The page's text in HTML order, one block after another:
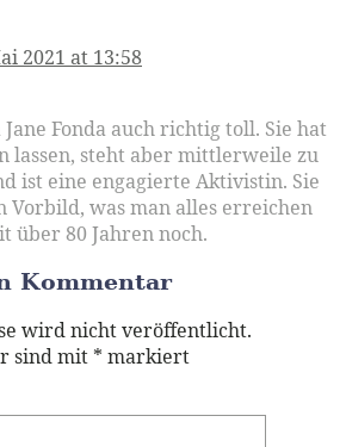
2021 at 13:58
Fonda auch richtig toll. Sie hat
lassen, steht aber mittlerweile zu
ist eine engagierte Aktivistin. Sie
Vorbild, was man alles erreichen
über 80 Jahren noch.
Kommentar
wird nicht veröffentlicht.
sind mit * markiert